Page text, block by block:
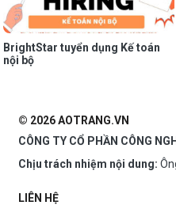
BrightStar tuyển dụng Kế toán
nội bộ
© 2026 AOTRANG.VN
CÔNG TY CỔ PHẦN CÔNG
Chịu trách nhiệm nội dung:
LIÊN HỆ